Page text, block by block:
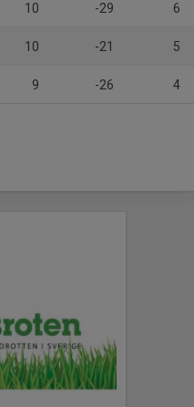
10 -29 6
10 -21 5
9 -26 4